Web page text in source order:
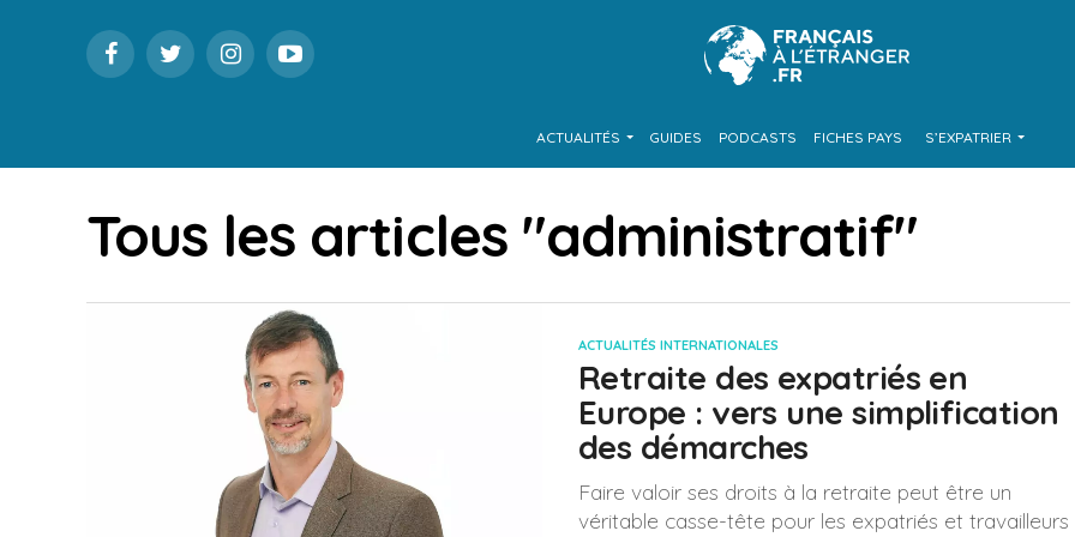
ACTUALITÉS GUIDES PODCASTS FICHES PAYS S’EXPATRIER
Tous les articles "administratif"
ACTUALITÉS INTERNATIONALES
Retraite des expatriés en
Europe : vers une simplification
des démarches
Faire valoir ses droits à la retraite peut être un
véritable casse-tête pour les expatriés et travailleurs